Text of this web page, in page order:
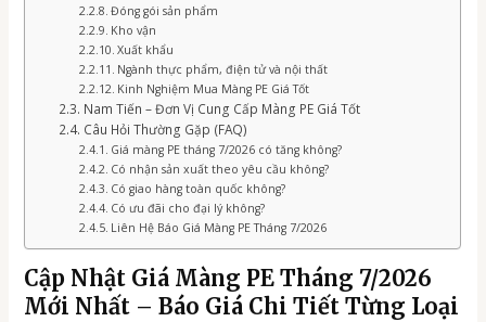
Đóng gói sản phẩm
Kho vận
Xuất khẩu
Ngành thực phẩm, điện tử và nội thất
Kinh Nghiệm Mua Màng PE Giá Tốt
Nam Tiến – Đơn Vị Cung Cấp Màng PE Giá Tốt
Câu Hỏi Thường Gặp (FAQ)
Giá màng PE tháng 7/2026 có tăng không?
Có nhận sản xuất theo yêu cầu không?
Có giao hàng toàn quốc không?
Có ưu đãi cho đại lý không?
Liên Hệ Báo Giá Màng PE Tháng 7/2026
Cập Nhật Giá Màng PE Tháng 7/2026
Mới Nhất – Báo Giá Chi Tiết Từng Loại